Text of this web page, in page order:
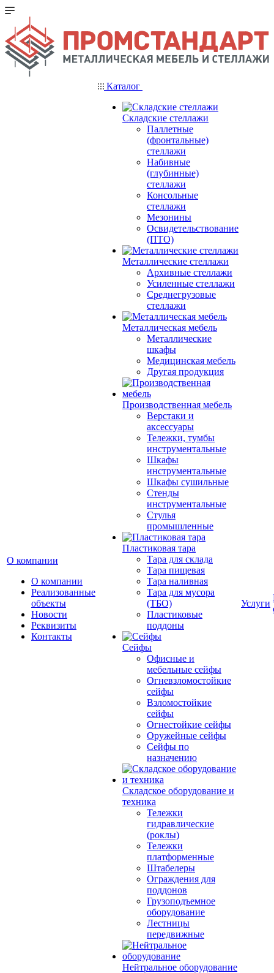
О компании
О компании
Реализованные
объекты
Новости
Реквизиты
Контакты
Каталог
Складские стеллажи
Паллетные
(фронтальные)
стеллажи
Набивные
(глубинные)
стеллажи
Консольные
стеллажи
Мезонины
Освидетельствование
(ПТО)
Металлические стеллажи
Архивные стеллажи
Усиленные стеллажи
Среднегрузовые
стеллажи
Металлическая мебель
Металлические
шкафы
Медицинская мебель
Другая продукция
Производственная мебель
Верстаки и
аксессуары
Тележки, тумбы
инструментальные
Шкафы
инструментальные
Шкафы сушильные
Стенды
инструментальные
Cтулья
промышленные
Пластиковая тара
Тара для склада
Тара пищевая
Тара наливная
Тара для мусора
(ТБО)
Пластиковые
поддоны
Сейфы
Офисные и
мебельные сейфы
Огневзломостойкие
сейфы
Взломостойкие
сейфы
Огнестойкие сейфы
Оружейные сейфы
Сейфы по
назначению
Складское оборудование и
техника
Тележки
гидравлические
(роклы)
Тележки
платформенные
Штабелеры
Ограждения для
поддонов
Грузоподъемное
оборудование
Лестницы
передвижные
Нейтральное оборудование
Услуги